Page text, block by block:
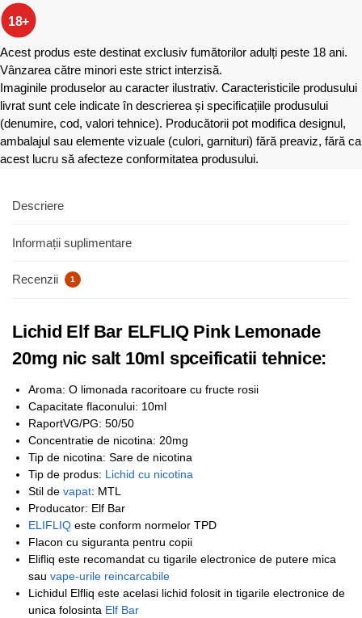
18+
Acest produs este destinat exclusiv fumătorilor adulți peste 18 ani.
Vânzarea către minori este strict interzisă.
Imaginile produselor au caracter ilustrativ. Caracteristicile produsului
livrat sunt cele indicate în descrierea și specificațiile produsului
(denumire, cod, valori tehnice). Producătorii pot modifica designul,
ambalajul sau elemente vizuale (culori, garnituri) fără preaviz, fără ca
acest lucru să afecteze conformitatea produsului.
Descriere
Informații suplimentare
Recenzii 1
Lichid Elf Bar ELFLIQ Pink Lemonade
20mg nic salt 10ml spceificatii tehnice:
Aroma: O limonada racoritoare cu fructe rosii
Capacitate flaconului: 10ml
RaportVG/PG: 50/50
Concentratie de nicotina: 20mg
Tip de nicotina: Sare de nicotina
Tip de produs: Lichid cu nicotina
Stil de vapat: MTL
Producator: Elf Bar
ELIFLIQ este conform normelor TPD
Flacon cu siguranta pentru copii
Elifliq este recomandat cu tigarile electronice de putere mica
sau vape-urile reincarcabile
Lichidul Elfliq este acelasi lichid folosit in tigarile electronice de
unica folosinta Elf Bar